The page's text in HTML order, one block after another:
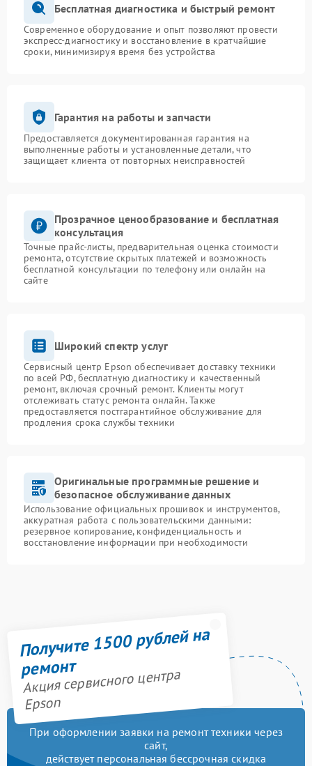
Бесплатная диагностика и быстрый ремонт
Современное оборудование и опыт позволяют провести
экспресс-диагностику и восстановление в кратчайшие
сроки, минимизируя время без устройства
Гарантия на работы и запчасти
Предоставляется документированная гарантия на
выполненные работы и установленные детали, что
защищает клиента от повторных неисправностей
Прозрачное ценообразование и бесплатная
консультация
Точные прайс-листы, предварительная оценка стоимости
ремонта, отсутствие скрытых платежей и возможность
бесплатной консультации по телефону или онлайн на
сайте
Широкий спектр услуг
Сервисный центр Epson обеспечивает доставку техники
по всей РФ, бесплатную диагностику и качественный
ремонт, включая срочный ремонт. Клиенты могут
отслеживать статус ремонта онлайн. Также
предоставляется постгарантийное обслуживание для
продления срока службы техники
Оригинальные программные решение и
безопасное обслуживание данных
Использование официальных прошивок и инструментов,
аккуратная работа с пользовательскими данными:
резервное копирование, конфиденциальность и
восстановление информации при необходимости
Получите 1500 рублей на
ремонт
Акция сервисного центра
Epson
При оформлении заявки на ремонт техники через
сайт,
действует персональная бессрочная скидка